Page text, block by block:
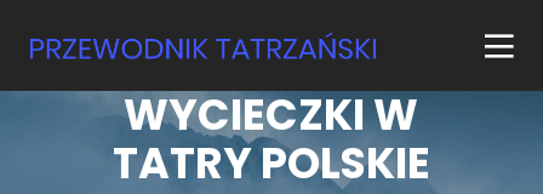
WYCIECZKI W
TATRY POLSKIE